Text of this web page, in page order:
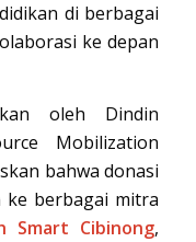
di berbagai
ke depan
oleh Dindin
Mobilization
bahwa donasi
ke berbagai mitra
Smart Cibinong,